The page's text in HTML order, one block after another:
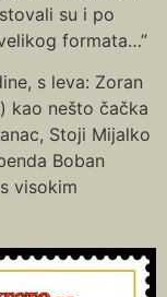
su i po
formata…”
s leva: Zoran
kao nešto čačka
Stoji Mijalko
Boban
visokim